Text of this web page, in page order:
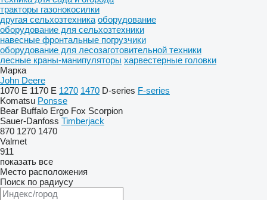
тракторы газонокосилки
другая сельхозтехника оборудование
оборудование для сельхозтехники
навесные фронтальные погрузчики
оборудование для лесозаготовительной техники
лесные краны-манипуляторы харвестерные головки
Марка
John Deere
1070 E 1170 E 1270 1470 D-series F-series
Komatsu Ponsse
Bear Buffalo Ergo Fox Scorpion
Sauer-Danfoss Timberjack
870 1270 1470
Valmet
911
показать все
Место расположения
Поиск по радиусу